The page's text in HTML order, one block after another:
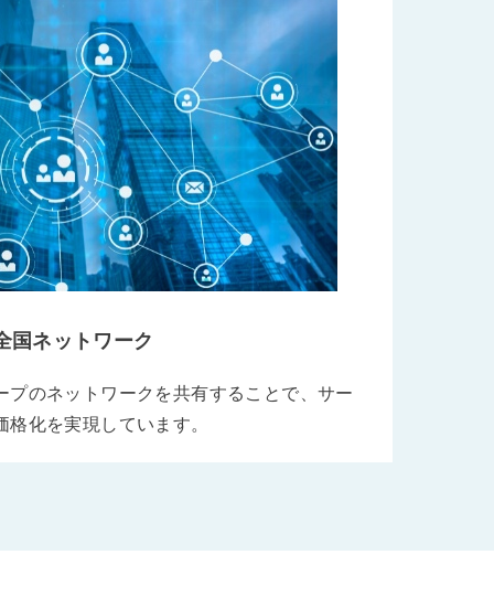
国ネットワーク
プのネットワークを共有することで、サー
化を実現しています。